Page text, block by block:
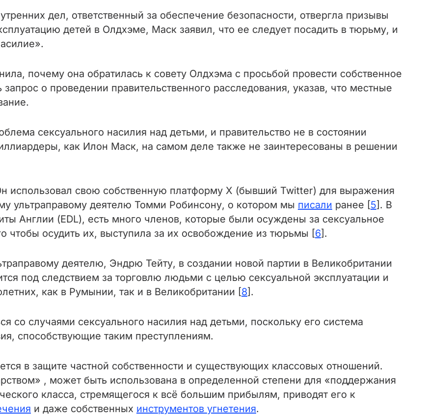
дел, ответственный за обеспечение безопасности, отвергла призывы
детей в Олдхэме, Маск заявил, что ее следует посадить в тюрьму, и
почему она обратилась к совету Олдхэма с просьбой провести собственное
о проведении правительственного расследования, указав, что местные
сексуального насилия над детьми, и правительство не в состоянии
как Илон Маск, на самом деле также не заинтересованы в решении
свою собственную платформу X (бывший Twitter) для выражения
ультраправому деятелю Томми Робинсону, о котором мы писали ранее [5]. В
Англии (EDL), есть много членов, которые были осуждены за сексуальное
чтобы осудить их, выступила за их освобождение из тюрьмы [6].
деятелю, Эндрю Тейту, в создании новой партии в Великобритании
под следствием за торговлю людьми с целью сексуальной эксплуатации и
как в Румынии, так и в Великобритании [8].
со случаями сексуального насилия над детьми, поскольку его система
способствующие таким преступлениям.
в защите частной собственности и существующих классовых отношений.
, может быть использована в определенной степени для «поддержания
класса, стремящегося к всё большим прибылям, приводят его к
и даже собственных инструментов угнетения.